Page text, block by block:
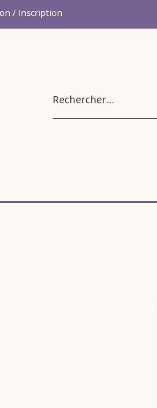
/ Inscription